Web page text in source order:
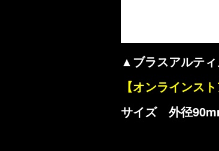
▲ブラスアルテ
【オンラインス
サイズ 外径